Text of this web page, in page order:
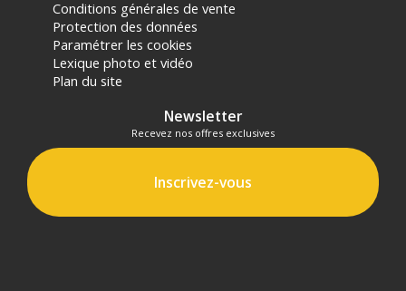
Conditions générales de vente
Protection des données
Paramétrer les cookies
Lexique photo et vidéo
Plan du site
Newsletter
Recevez nos offres exclusives
Inscrivez-vous